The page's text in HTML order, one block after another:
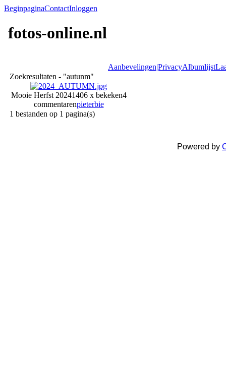
BeginpaginaContactInloggen
fotos-online.nl
Aanbevelingen|PrivacyAlbumlijst
Zoekresultaten - "autunm"
Mooie Herfst 20241406 x bekeken4
commentarenpieterbie
1 bestanden op 1 pagina(s)
Powered by